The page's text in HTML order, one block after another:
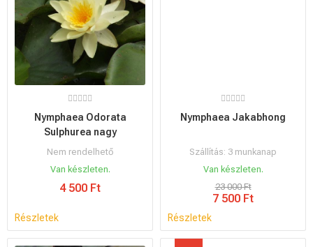
Nymphaea Odorata
Sulphurea nagy
Nem rendelhető
Van készleten.
4 500 Ft
Részletek
Nymphaea Jakabhong
Szállítás: 3 munkanap
Van készleten.
23 000 Ft
7 500 Ft
Részletek